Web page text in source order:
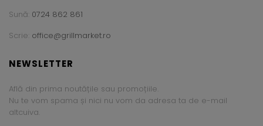
Sună: 0724 862 861
Scrie: office@grillmarket.ro
NEWSLETTER
Află din prima noutățile sau promoțiile.
Nu te vom spama și nici nu vom da adresa ta de e-mail
altcuiva.